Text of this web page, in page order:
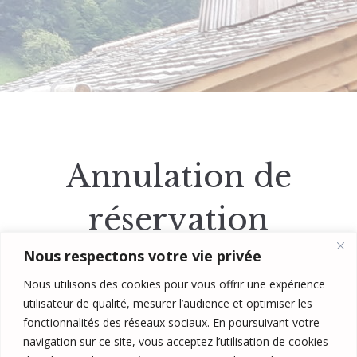
Nous respectons votre vie privée
Nous utilisons des cookies pour vous offrir une expérience
utilisateur de qualité, mesurer l’audience et optimiser les
fonctionnalités des réseaux sociaux. En poursuivant votre
navigation sur ce site, vous acceptez l’utilisation de cookies
Annulation de
réservation